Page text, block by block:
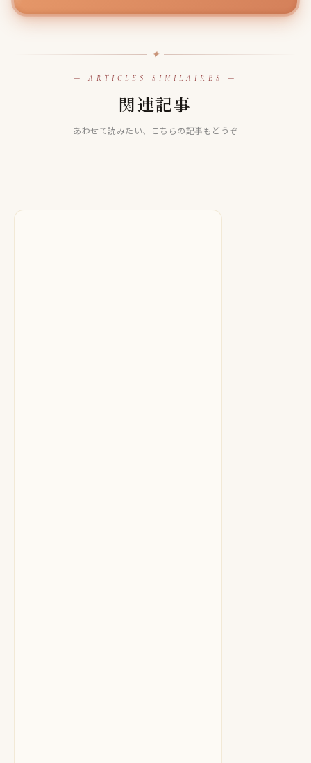
✦
— ARTICLES SIMILAIRES —
関連記事
あわせて読みたい、こちらの記事もどうぞ
【LINE占い】愛蘭スパット先生は当たる！？当たらない口
【LINE占い】はるひ先生は当たる！？当たらない口コミ評
判も徹底検証！
【LINE占い】七水 南先生は当たる！？当たらない口コミ評